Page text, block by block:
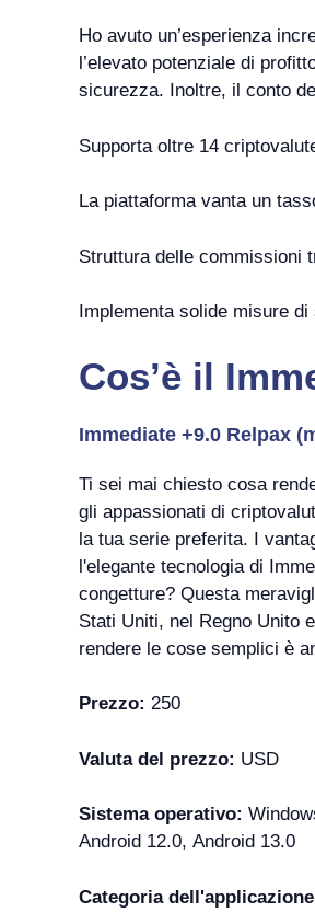
Ho avuto un’esperienza
l’elevato potenziale di
sicurezza. Inoltre, il conto
Supporta oltre 14
La piattaforma vanta un
Struttura delle commissioni
Implementa solide misure
Cos’è il
Immediate +9.0 Relpax
Ti sei mai chiesto cosa
gli appassionati di
la tua serie preferita. I
l'elegante tecnologia di
congetture? Questa
Stati Uniti, nel Regno Unito
rendere le cose semplici è
Prezzo: 250
Valuta del prezzo: USD
Sistema operativo:
Android 12.0, Android 13.0
Categoria